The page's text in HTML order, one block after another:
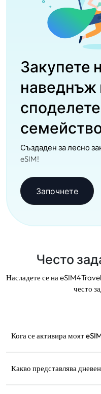
Закупете
наведнъж
Създаден за лесно
eSIM!
Започнете
Често
Насладете се на
често
Кога се активира моят
поддържана мрежа.
Какво представлява